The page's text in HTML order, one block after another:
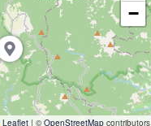
−
Leaflet | © OpenStreetMap contributors